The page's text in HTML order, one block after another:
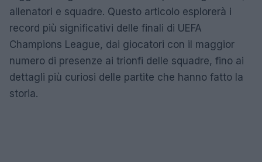
allenatori e squadre. Questo articolo esplorerà i
record più significativi delle finali di UEFA
Champions League, dai giocatori con il maggior
numero di presenze ai trionfi delle squadre, fino ai
dettagli più curiosi delle partite che hanno fatto la
storia.